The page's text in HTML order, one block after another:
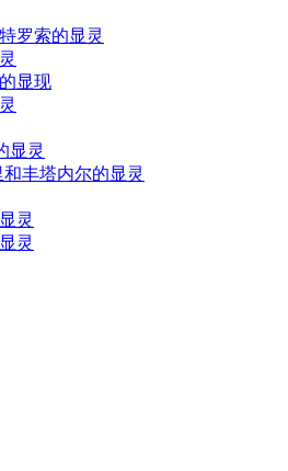
罗索的显灵
显现
显灵
丰塔内尔的显灵
灵
灵